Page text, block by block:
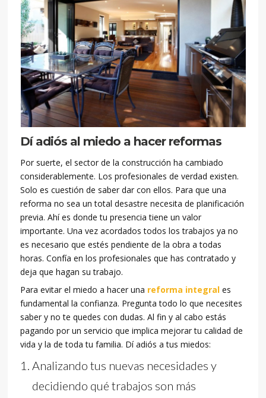
Dí adiós al miedo a hacer reformas
Por suerte, el sector de la construcción ha cambiado
considerablemente. Los profesionales de verdad existen.
Solo es cuestión de saber dar con ellos. Para que una
reforma no sea un total desastre necesita de planificación
previa. Ahí es donde tu presencia tiene un valor
importante. Una vez acordados todos los trabajos ya no
es necesario que estés pendiente de la obra a todas
horas. Confía en los profesionales que has contratado y
deja que hagan su trabajo.
Para evitar el miedo a hacer una reforma integral es
fundamental la confianza. Pregunta todo lo que necesites
saber y no te quedes con dudas. Al fin y al cabo estás
pagando por un servicio que implica mejorar tu calidad de
vida y la de toda tu familia. Dí adiós a tus miedos:
Analizando tus nuevas necesidades y
decidiendo qué trabajos son más